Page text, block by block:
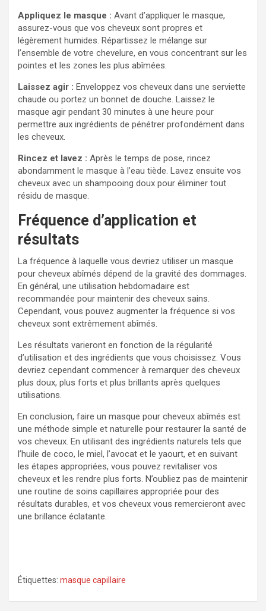
Appliquez le masque : Avant d’appliquer le masque,
assurez-vous que vos cheveux sont propres et
légèrement humides. Répartissez le mélange sur
l’ensemble de votre chevelure, en vous concentrant sur les
pointes et les zones les plus abîmées.
Laissez agir : Enveloppez vos cheveux dans une serviette
chaude ou portez un bonnet de douche. Laissez le
masque agir pendant 30 minutes à une heure pour
permettre aux ingrédients de pénétrer profondément dans
les cheveux.
Rincez et lavez : Après le temps de pose, rincez
abondamment le masque à l’eau tiède. Lavez ensuite vos
cheveux avec un shampooing doux pour éliminer tout
résidu de masque.
Fréquence d’application et
résultats
La fréquence à laquelle vous devriez utiliser un masque
pour cheveux abîmés dépend de la gravité des dommages.
En général, une utilisation hebdomadaire est
recommandée pour maintenir des cheveux sains.
Cependant, vous pouvez augmenter la fréquence si vos
cheveux sont extrêmement abîmés.
Les résultats varieront en fonction de la régularité
d’utilisation et des ingrédients que vous choisissez. Vous
devriez cependant commencer à remarquer des cheveux
plus doux, plus forts et plus brillants après quelques
utilisations.
En conclusion, faire un masque pour cheveux abîmés est
une méthode simple et naturelle pour restaurer la santé de
vos cheveux. En utilisant des ingrédients naturels tels que
l’huile de coco, le miel, l’avocat et le yaourt, et en suivant
les étapes appropriées, vous pouvez revitaliser vos
cheveux et les rendre plus forts. N’oubliez pas de maintenir
une routine de soins capillaires appropriée pour des
résultats durables, et vos cheveux vous remercieront avec
une brillance éclatante.
Étiquettes: masque capillaire